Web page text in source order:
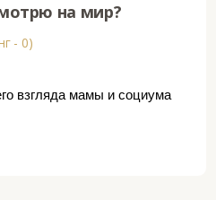
на мир?
- 0)
взгляда мамы и социума